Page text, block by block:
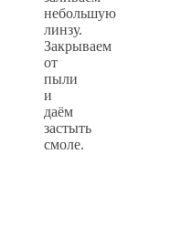
небольшую
линзу.
Закрываем
от
пыли
и
даём
застыть
смоле.